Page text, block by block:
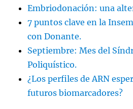
Embriodonación: una
7 puntos clave en la
con Donante.
Septiembre: Mes del
Poliquístico.
¿Los perfiles de ARN
futuros biomarcadores?